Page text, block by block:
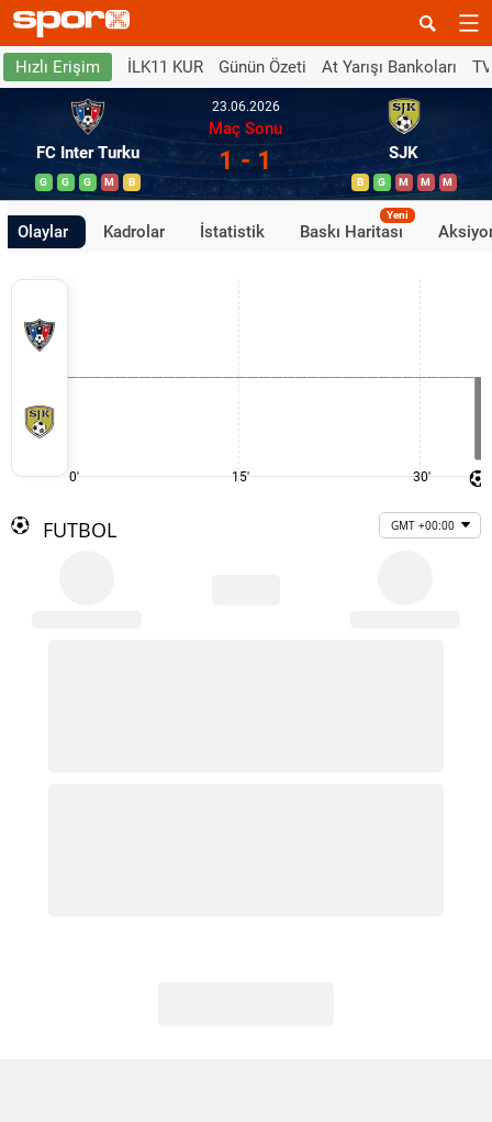
Hızlı Erişim İLK11 KUR Günün Özeti At Yarışı Bankoları
FC Inter Turku
G G G M B
23.06.2026
Maç Sonu
1 - 1 SJK
B G M M M
Olaylar Kadrolar İstatistik Baskı Haritası
Yeni
0' 15' 30'
FUTBOL GMT +00:00